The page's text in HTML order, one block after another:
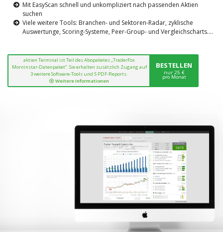
Mit EasyScan schnell und unkompliziert nach passenden Aktien
suchen
Viele weitere Tools: Branchen- und Sektoren-Radar, zyklische
Auswertunge, Scoring-Systeme, Peer-Group- und Vergleichscharts....
aktien Terminal ist Teil des Abopaketes „TraderFox
Morninstar-Datenpaket“. Sie erhalten zusätzlich Zugang auf
3 weitere Software-Tools und 5 PDF-Reports.
Weitere Informationen
BESTELLEN
nur 25 €
pro Monat